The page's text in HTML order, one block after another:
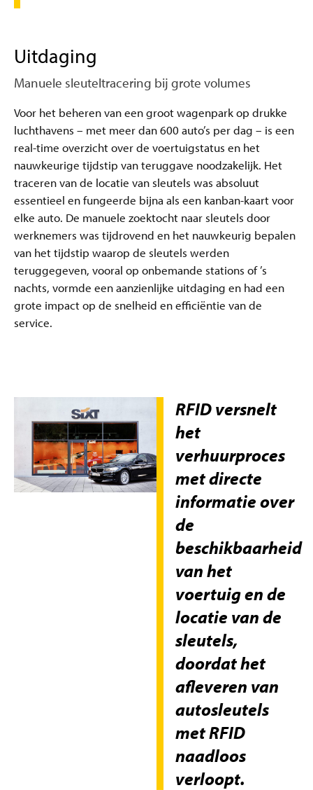
Uitdaging
Manuele sleuteltracering bij grote volumes
Voor het beheren van een groot wagenpark op drukke
luchthavens – met meer dan 600 auto’s per dag – is een
real-time overzicht over de voertuigstatus en het
nauwkeurige tijdstip van teruggave noodzakelijk. Het
traceren van de locatie van sleutels was absoluut
essentieel en fungeerde bijna als een kanban-kaart voor
elke auto. De manuele zoektocht naar sleutels door
werknemers was tijdrovend en het nauwkeurig bepalen
van het tijdstip waarop de sleutels werden
teruggegeven, vooral op onbemande stations of ’s
nachts, vormde een aanzienlijke uitdaging en had een
grote impact op de snelheid en efficiëntie van de
service.
RFID versnelt
het
verhuurproces
met directe
informatie over
de
beschikbaarheid
van het
voertuig en de
locatie van de
sleutels,
doordat het
afleveren van
autosleutels
met RFID
naadloos
verloopt.